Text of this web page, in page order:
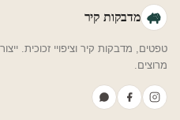
מדבקות קיר
מרוצים.